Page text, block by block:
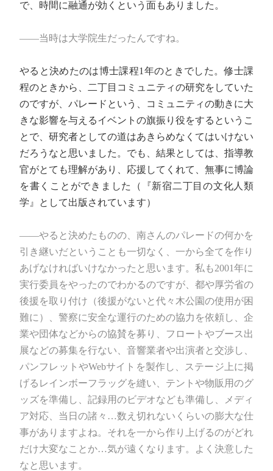
で、時間に融通が効くという面もありました。
――当時は大学院生だったんですね。
やると決めたのは博士課程1年のときでした。修士課
程のときから、二丁目コミュニティの研究をしていた
のですが、パレードという、コミュニティの動きに大
きな影響を与えるイベントの旗振り役をするというこ
とで、研究者としての道はあきらめなくてはいけない
だろうなと思いました。でも、結果としては、指導教
官がとても理解があり、応援してくれて、無事に博論
を書くことができました（『新宿二丁目の文化人類
学』として出版されています）
――やると決めたものの、南さんのパレードの何かを
引き継いだということも一切なく、一から全てを作り
あげなければいけなかったと思います。私も2001年に
実行委員をやったのでわかるのですが、都や厚労省の
後援を取り付け（後援がないと代々木公園の使用が困
難に）、警察に安全な運行のための協力を依頼し、企
業や団体などからの協賛を募り、フロートやブース出
展などの募集を行ない、音響業者や出演者と交渉し、
パンフレットやWebサイトを製作し、ステージ上に掲
げるレインボーフラッグを縫い、テントや物販用のグ
ッズを準備し、記録用のビデオなども準備し、メディ
ア対応、当日の諸々…数え切れないくらいの膨大な仕
事がありますよね。それを一から作り上げるのがどれ
だけ大変なことか…気が遠くなります。よく決意した
なと思います。